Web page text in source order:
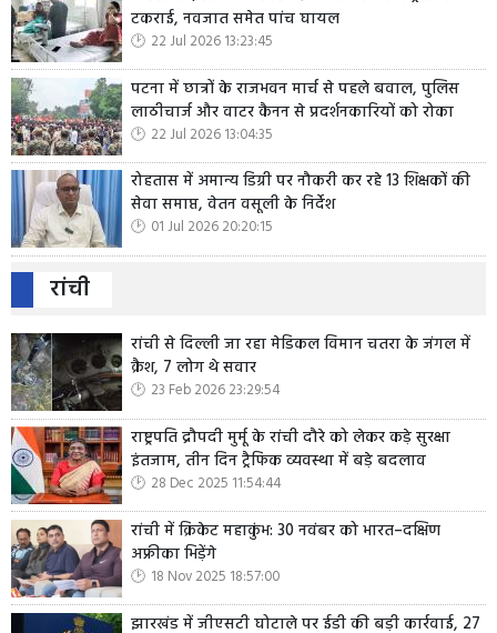
टकराई, नवजात समेत पांच घायल
22 Jul 2026 13:23:45
पटना में छात्रों के राजभवन मार्च से पहले बवाल, पुलिस
लाठीचार्ज और वाटर कैनन से प्रदर्शनकारियों को रोका
22 Jul 2026 13:04:35
रोहतास में अमान्य डिग्री पर नौकरी कर रहे 13 शिक्षकों की
सेवा समाप्त, वेतन वसूली के निर्देश
01 Jul 2026 20:20:15
रांची
रांची से दिल्ली जा रहा मेडिकल विमान चतरा के जंगल में
क्रैश, 7 लोग थे सवार
23 Feb 2026 23:29:54
राष्ट्रपति द्रौपदी मुर्मू के रांची दौरे को लेकर कड़े सुरक्षा
इंतजाम, तीन दिन ट्रैफिक व्यवस्था में बड़े बदलाव
28 Dec 2025 11:54:44
रांची में क्रिकेट महाकुंभ: 30 नवंबर को भारत–दक्षिण
अफ्रीका भिड़ेंगे
18 Nov 2025 18:57:00
झारखंड में जीएसटी घोटाले पर ईडी की बड़ी कार्रवाई, 27